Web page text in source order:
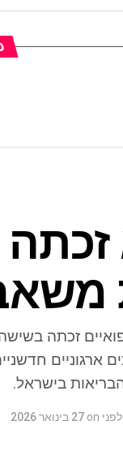
זכתה
בישראל.
on 27 בינואר 2026